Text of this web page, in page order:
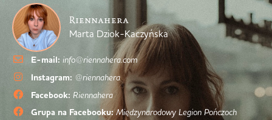
Riennahera
Marta Dziok-Kaczyńska
E-mail: info@riennahera.com
Instagram: @riennahera
Facebook: Riennahera
Grupa na Facebooku: Międzynarodowy Legion Pończoch